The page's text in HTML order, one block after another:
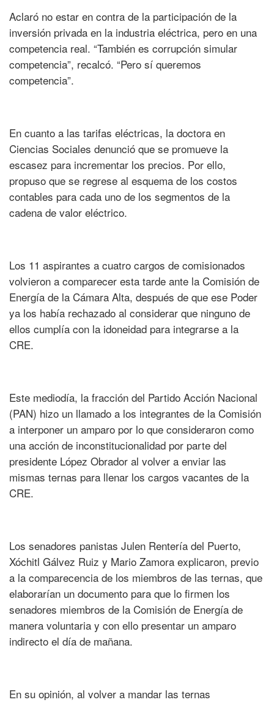
Aclaró no estar en contra de la participación de la
inversión privada en la industria eléctrica, pero en una
competencia real. “También es corrupción simular
competencia”, recalcó. “Pero sí queremos
competencia”.
En cuanto a las tarifas eléctricas, la doctora en
Ciencias Sociales denunció que se promueve la
escasez para incrementar los precios. Por ello,
propuso que se regrese al esquema de los costos
contables para cada uno de los segmentos de la
cadena de valor eléctrico.
Los 11 aspirantes a cuatro cargos de comisionados
volvieron a comparecer esta tarde ante la Comisión de
Energía de la Cámara Alta, después de que ese Poder
ya los había rechazado al considerar que ninguno de
ellos cumplía con la idoneidad para integrarse a la
CRE.
Este mediodía, la fracción del Partido Acción Nacional
(PAN) hizo un llamado a los integrantes de la Comisión
a interponer un amparo por lo que consideraron como
una acción de inconstitucionalidad por parte del
presidente López Obrador al volver a enviar las
mismas ternas para llenar los cargos vacantes de la
CRE.
Los senadores panistas Julen Rentería del Puerto,
Xóchitl Gálvez Ruiz y Mario Zamora explicaron, previo
a la comparecencia de los miembros de las ternas, que
elaborarían un documento para que lo firmen los
senadores miembros de la Comisión de Energía de
manera voluntaria y con ello presentar un amparo
indirecto el día de mañana.
En su opinión, al volver a mandar las ternas